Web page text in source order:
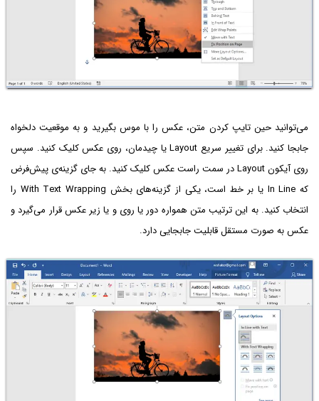
می‌توانید حین تایپ کردن متن، عکس را با موس بگیرید و به موقعیت دلخواه
جابجا کنید. برای تغییر سریع Layout یا چیدمان، روی عکس کلیک کنید. سپس
روی آیکون Layout در سمت راست عکس کلیک کنید. به جای گزینه‌ی پیش‌فرض
که In Line یا بر خط است، یکی از گزینه‌های بخش With Text Wrapping را
انتخاب کنید. به این ترتیب متن همواره دور یا روی و یا زیر عکس قرار می‌گیرد و
عکس به صورت مستقل قابلیت جابجایی دارد.